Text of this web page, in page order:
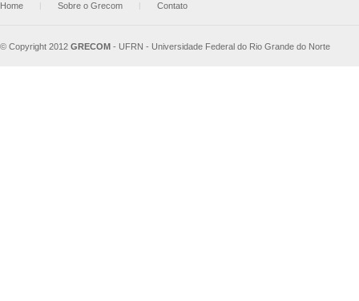
Home | Sobre o Grecom | Contato
© Copyright 2012 GRECOM - UFRN - Universidade Federal do Rio Grande do Norte